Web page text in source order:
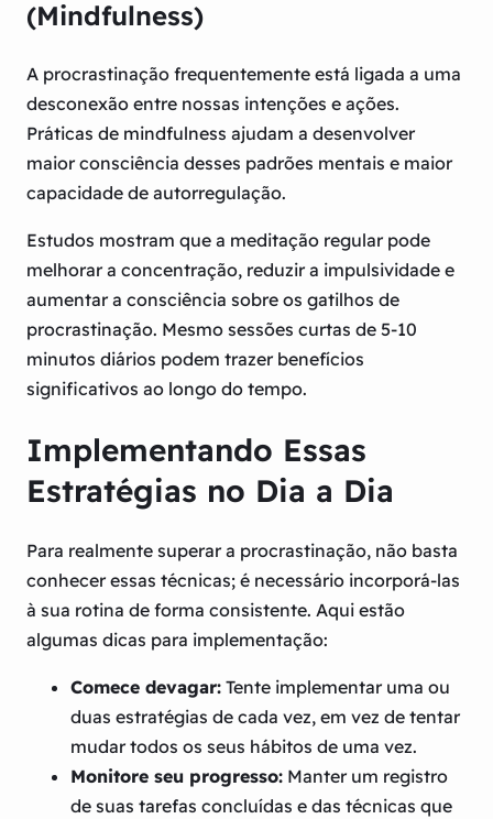
(Mindfulness)
A procrastinação frequentemente está ligada a uma
desconexão entre nossas intenções e ações.
Práticas de mindfulness ajudam a desenvolver
maior consciência desses padrões mentais e maior
capacidade de autorregulação.
Estudos mostram que a meditação regular pode
melhorar a concentração, reduzir a impulsividade e
aumentar a consciência sobre os gatilhos de
procrastinação. Mesmo sessões curtas de 5-10
minutos diários podem trazer benefícios
significativos ao longo do tempo.
Implementando Essas
Estratégias no Dia a Dia
Para realmente superar a procrastinação, não basta
conhecer essas técnicas; é necessário incorporá-las
à sua rotina de forma consistente. Aqui estão
algumas dicas para implementação:
Comece devagar: Tente implementar uma ou
duas estratégias de cada vez, em vez de tentar
mudar todos os seus hábitos de uma vez.
Monitore seu progresso: Manter um registro
de suas tarefas concluídas e das técnicas que